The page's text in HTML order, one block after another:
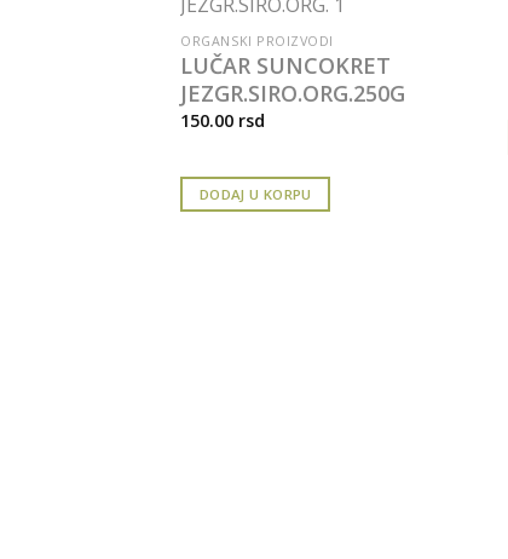
ORGANSKI PROIZVODI
LUČAR SUNCOKRET
JEZGR.SIRO.ORG.250G
150.00 rsd
DODAJ U KORPU